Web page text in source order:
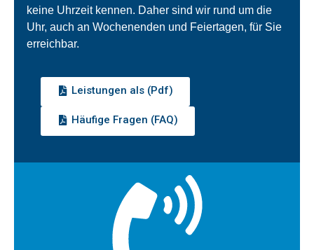
keine Uhrzeit kennen. Daher sind wir rund um die
Uhr, auch an Wochenenden und Feiertagen, für Sie
erreichbar.
Leistungen als (Pdf)
Häufige Fragen (FAQ)